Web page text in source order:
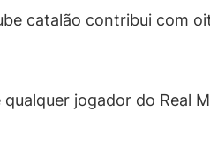
catalão contribui com
jogador do Real